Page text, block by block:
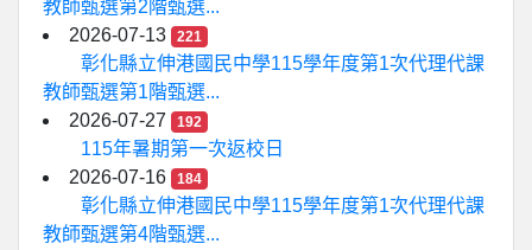
教師甄選第2階甄選...
2026-07-13
221
彰化縣立伸港國民中學115學年度第1次代理代課
教師甄選第1階甄選...
2026-07-27
192
115年暑期第一次返校日
2026-07-16
184
彰化縣立伸港國民中學115學年度第1次代理代課
教師甄選第4階甄選...